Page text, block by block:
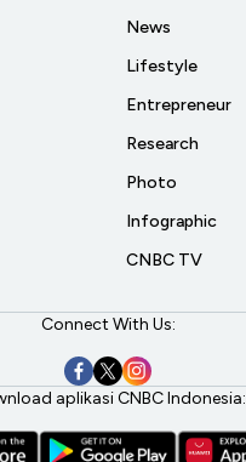
News
Lifestyle
Entrepreneur
Research
Photo
Infographic
CNBC TV
Connect With Us:
aplikasi CNBC Indonesia: